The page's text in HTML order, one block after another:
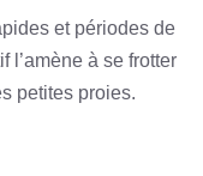
et périodes de
l’amène à se frotter
petites proies.